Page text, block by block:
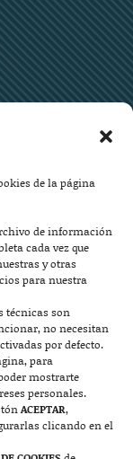
de la página
de información
cada vez que
y otras
para nuestra
técnicas son
no necesitan
por defecto.
para
mostrarte
personales.
ACEPTAR,
clicando en el
Zaragoza
(Mallorca)